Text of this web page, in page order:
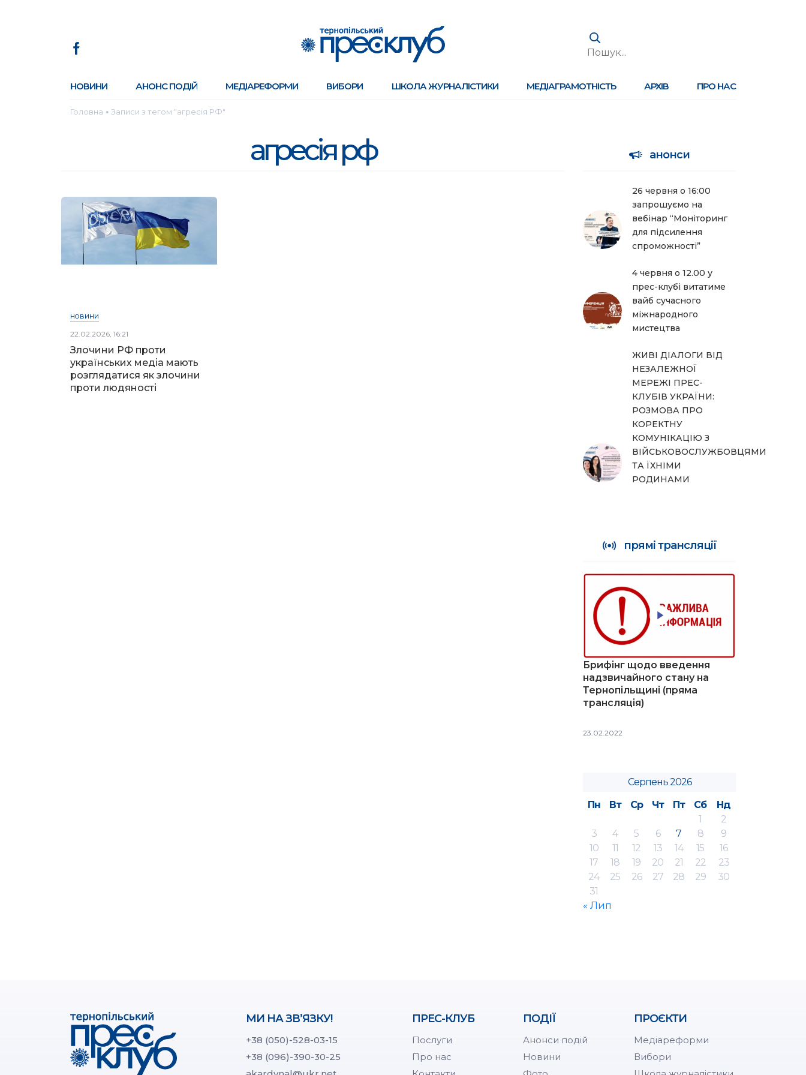
НОВИНИ АНОНС ПОДІЙ МЕДІАРЕФОРМИ ВИБОРИ ШКОЛА ЖУРНАЛІСТИКИ МЕДІАГРАМОТНІСТЬ АРХІВ ПРО НАС
Головна ● Записи з тегом "агресія РФ"
агресія рф
НОВИНИ
22.02.2026, 16:21
Злочини РФ проти
українських медіа мають
розглядатися як злочини
проти людяності
анонси
26 червня о 16:00
запрошуємо на
вебінар “Моніторинг
для підсилення
спроможності”
4 червня о 12.00 у
прес-клубі витатиме
вайб сучасного
міжнародного
мистецтва
ЖИВІ ДІАЛОГИ ВІД
НЕЗАЛЕЖНОЇ
МЕРЕЖІ ПРЕС-
КЛУБІВ УКРАЇНИ:
РОЗМОВА ПРО
КОРЕКТНУ
КОМУНІКАЦІЮ З
ВІЙСЬКОВОСЛУЖБОВЦЯМИ
ТА ЇХНІМИ
РОДИНАМИ
прямі трансляції
Брифінг щодо введення
надзвичайного стану на
Тернопільщині (пряма
трансляція)
23.02.2022
Серпень 2026
Пн
Вт Ср Чт Пт Сб
Нд
1
2
3
4 5 6 7 8
9
10
11 12 13 14 15
16
17
18 19 20 21 22
23
24
25 26 27 28 29
30
31
« Лип
МИ НА ЗВ’ЯЗКУ!
+38 (050)-528-03-15
+38 (096)-390-30-25
ПРЕС-КЛУБ
Послуги
Про нас
ПОДІЇ
Анонси подій
Новини
ПРОЄКТИ
Медіареформи
Вибори